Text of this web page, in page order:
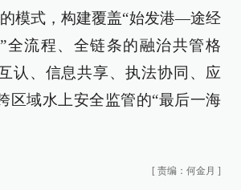
模式，构建覆盖“始发港—途经
流程、全链条的融治共管格
认、信息共享、执法协同、应
区域水上安全监管的“最后一海
[ 责编：何金月 ]